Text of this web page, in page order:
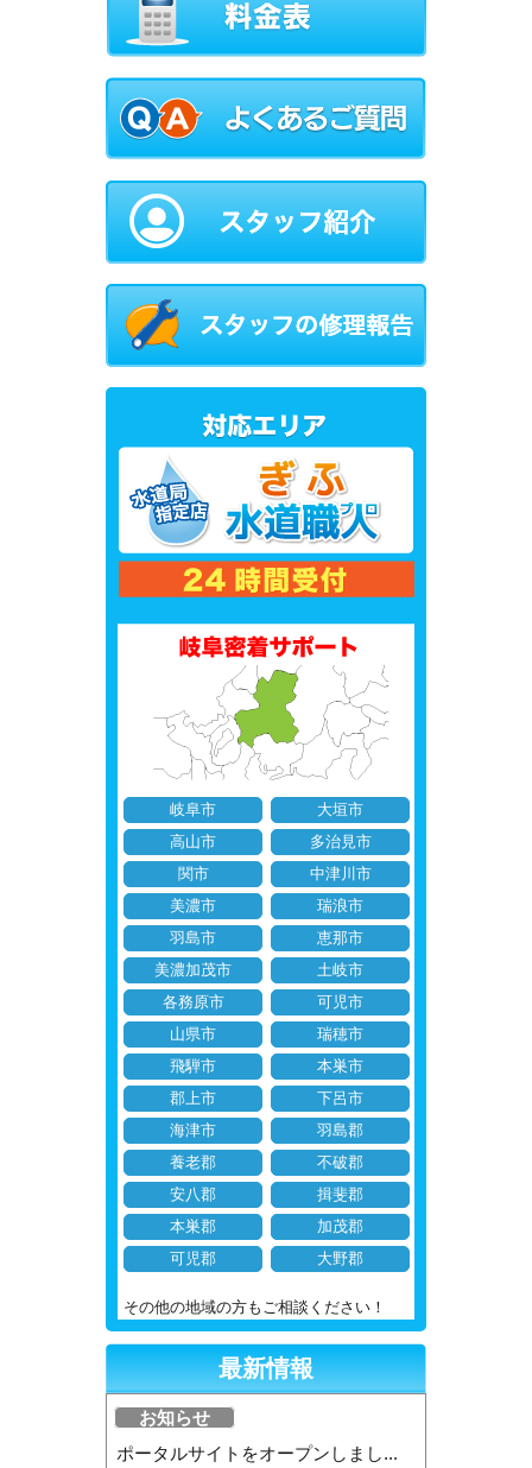
岐阜市
大垣市
高山市
多治見市
関市
中津川市
美濃市
瑞浪市
羽島市
恵那市
美濃加茂市
土岐市
各務原市
可児市
山県市
瑞穂市
飛騨市
本巣市
郡上市
下呂市
海津市
羽島郡
養老郡
不破郡
安八郡
揖斐郡
本巣郡
加茂郡
可児郡
大野郡
その他の地域の方もご相談ください！
最新情報
お知らせ
ポータルサイトをオープンしまし...